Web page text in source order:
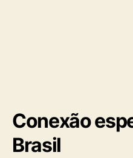
Conexão
Brasil